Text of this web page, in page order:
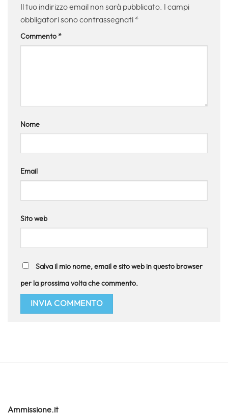
Il tuo indirizzo email non sarà pubblicato.
I campi
obbligatori sono contrassegnati *
Commento *
Nome
Email
Sito web
Salva il mio nome, email e sito web in questo browser
per la prossima volta che commento.
Ammissione.it